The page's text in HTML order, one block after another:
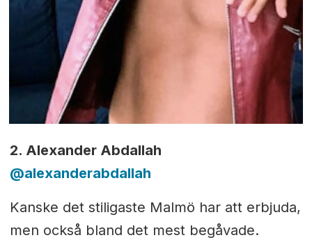
2. Alexander Abdallah
@alexanderabdallah
Kanske det stiligaste Malmö har att erbjuda,
men också bland det mest begåvade.